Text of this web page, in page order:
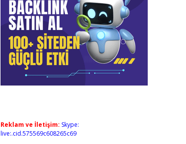
Reklam ve İletişim: Skype:
live:.cid.575569c608265c69